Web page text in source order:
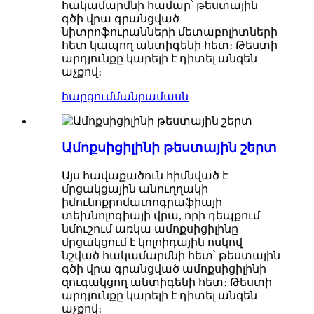
հակամարմնի համար՝ թեստային
գծի վրա գրանցված
նիտրոֆուրանների մետաբոլիտների
հետ կապող անտիգենի հետ։ Թեստի
արդյունքը կարելի է դիտել անզեն
աչքով։
հարցումմանրամասն
Ամոքսիցիլինի թեստային շերտ
Այս հավաքածուն հիմնված է
մրցակցային անուղղակի
իմունոքրոմատոգրաֆիայի
տեխնոլոգիայի վրա, որի դեպքում
նմուշում առկա ամոքսիցիլինը
մրցակցում է կոլոիդային ոսկով
նշված հակամարմնի հետ՝ թեստային
գծի վրա գրանցված ամոքսիցիլինի
զուգակցող անտիգենի հետ։ Թեստի
արդյունքը կարելի է դիտել անզեն
աչքով։